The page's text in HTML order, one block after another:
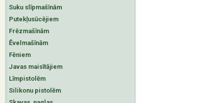
Suku slīpmašīnām
Putekļusūcējiem
Frēzmašīnām
Ēvelmašīnām
Fēniem
Javas maisītājiem
Līmpistolēm
Silikonu pistolēm